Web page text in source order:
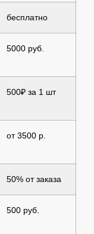
бесплатно
5000 руб.
500₽ за 1 шт
от 3500 р.
50% от заказа
500 руб.